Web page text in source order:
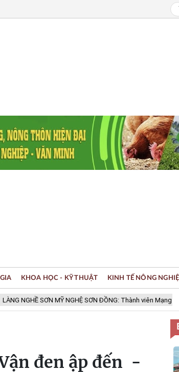
NGHỀ SƠN MỸ NGHỆ SƠN ĐỒNG: Thành viên Mạng
KHOA HỌC - KỸ THUẬT KINH TẾ NÔNG
đen ập đến -